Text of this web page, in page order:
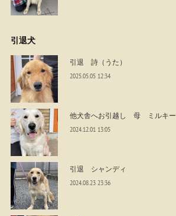
引退犬
引退 詩（うた）
2025.05.05 12:34
他犬舎へお引越し 母 ミルキー
2024.12.01 13:05
引退 シャンディ
2024.08.23 23:36